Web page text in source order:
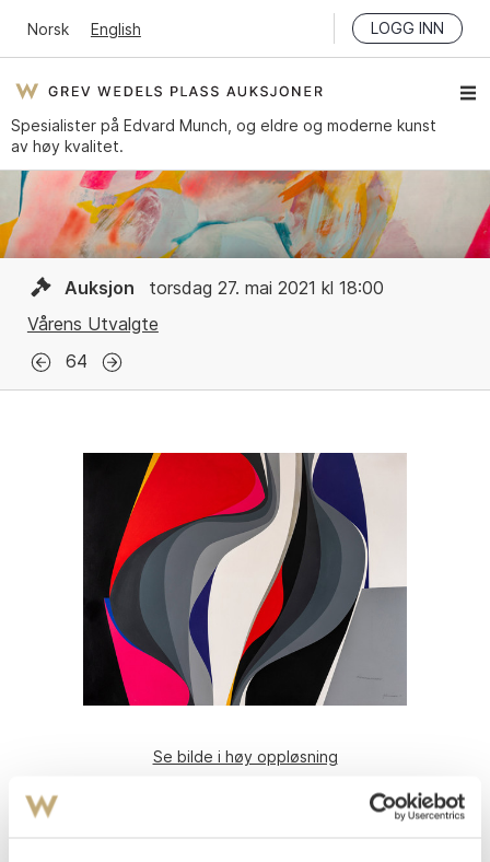
Norsk English LOGG INN
Spesialister på Edvard Munch, og eldre og moderne kunst
av høy kvalitet.
Auksjon
torsdag 27. mai 2021 kl 18:00
Vårens Utvalgte
64
Se bilde i høy oppløsning
Gundersen, Gunnar S.